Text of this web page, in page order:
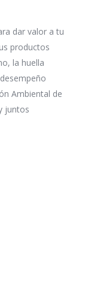
dar valor a tu
productos
la huella
Ambiental de
juntos